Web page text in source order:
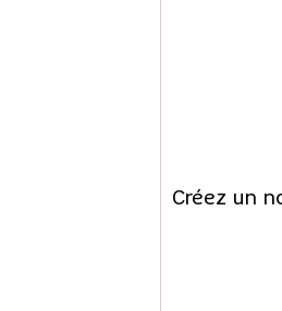
Créez un